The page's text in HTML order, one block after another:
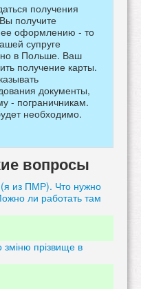
получения
получите
ее оформлению - то
супруге
в Польше. Ваш
получение карты.
документы,
- пограничникам.
необходимо.
вопросы
(я из ПМР). Что нужно
ли работать там
зміню прізвище в